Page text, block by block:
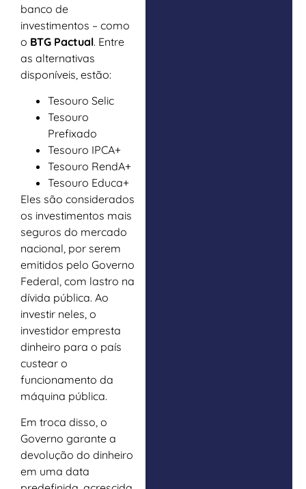
banco de
investimentos – como
o BTG Pactual. Entre
as alternativas
disponíveis, estão:
Tesouro Selic
Tesouro
Prefixado
Tesouro IPCA+
Tesouro RendA+
Tesouro Educa+
Eles são considerados
os investimentos mais
seguros do mercado
nacional, por serem
emitidos pelo Governo
Federal, com lastro na
dívida pública. Ao
investir neles, o
investidor empresta
dinheiro para o país
custear o
funcionamento da
máquina pública.
Em troca disso, o
Governo garante a
devolução do dinheiro
em uma data